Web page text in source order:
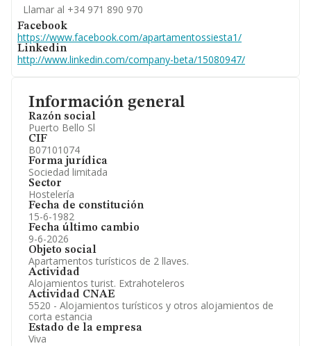
Información general
Razón social
Puerto Bello Sl
CIF
B07101074
Forma jurídica
Sociedad limitada
Sector
Hostelería
Fecha de constitución
15-6-1982
Fecha último cambio
9-6-2026
Objeto social
Apartamentos turísticos de 2 llaves.
Actividad
Alojamientos turist. Extrahoteleros
Actividad CNAE
5520 - Alojamientos turísticos y otros alojamientos de
corta estancia
Estado de la empresa
Viva
Llamar al +34 971 890 970
Facebook
https://www.facebook.com/apartamentossiesta1/
Linkedin
http://www.linkedin.com/company-beta/15080947/